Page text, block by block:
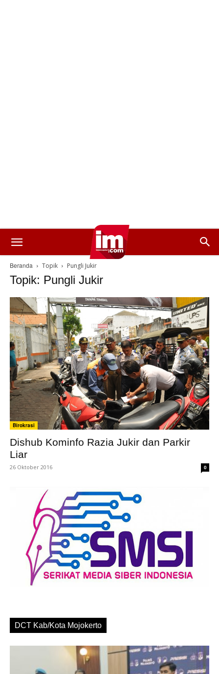
Beranda Topik Pungli Jukir
Topik: Pungli Jukir
Birokrasi
Dishub Kominfo Razia Jukir dan Parkir
Liar
26 Oktober 2016 0
DCT Kab/Kota Mojokerto